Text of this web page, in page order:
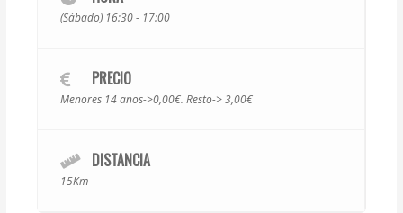
(Sábado) 16:30 - 17:00
PRECIO
Menores 14 anos->0,00€. Resto-> 3,00€
DISTANCIA
15Km